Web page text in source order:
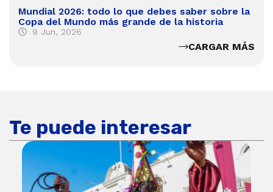
Mundial 2026: todo lo que debes saber sobre la
Copa del Mundo más grande de la historia
9 Jun, 2026
CARGAR MÁS
Te puede interesar